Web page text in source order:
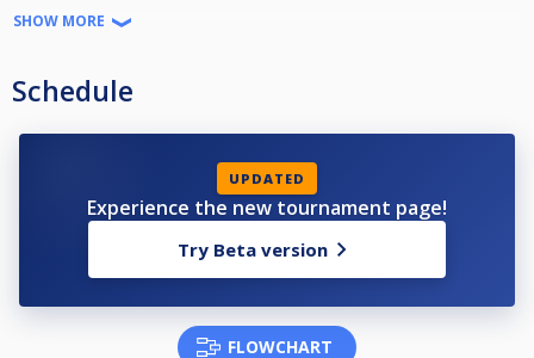
Toernooi informatie:
•Open voor alle niveaus
•Kwalificatie Masters (Top 16) 50% deelname = minimaal 3 deelnames
*De wedstrijden in de Single-KO schema worden volgens de standaarden
van Cuescore bepaald. Afhankelijk van het aantal inschrijvingen kunnen de
racelengtes en SKO-fase variëren (De wedstrijdleiding is bepalend hierin).
Voorbeeld Seeding SKO schema ‘Laatste 16’:
winnaar WQ3 vs winnaar LQ7
SHOW MORE
Schedule
UPDATED
Experience the new tournament page!
Try Beta version
FLOWCHART